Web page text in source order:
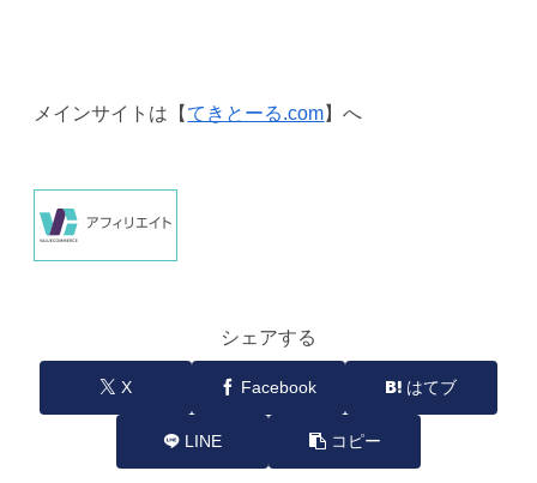
メインサイトは【てきとーる.com】へ
シェアする
X Facebook はてブ
LINE コピー